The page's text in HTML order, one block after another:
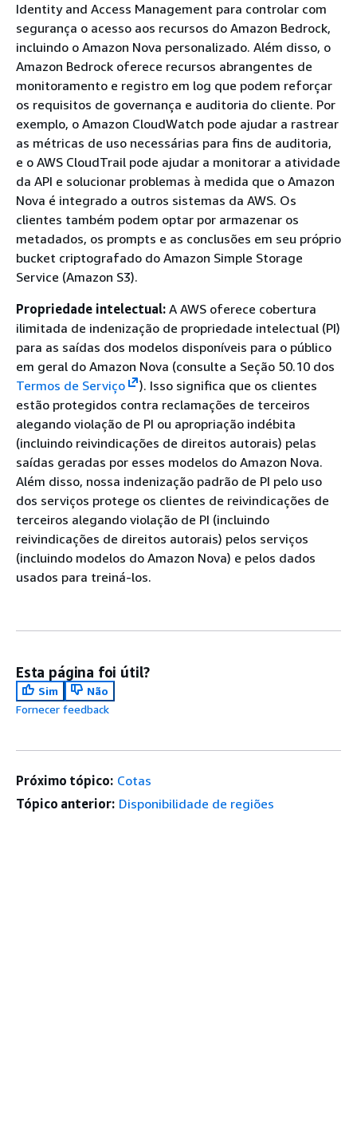
Identity and Access Management para controlar com
segurança o acesso aos recursos do Amazon Bedrock,
incluindo o Amazon Nova personalizado. Além disso, o
Amazon Bedrock oferece recursos abrangentes de
monitoramento e registro em log que podem reforçar
os requisitos de governança e auditoria do cliente. Por
exemplo, o Amazon CloudWatch pode ajudar a rastrear
as métricas de uso necessárias para fins de auditoria,
e o AWS CloudTrail pode ajudar a monitorar a atividade
da API e solucionar problemas à medida que o Amazon
Nova é integrado a outros sistemas da AWS. Os
clientes também podem optar por armazenar os
metadados, os prompts e as conclusões em seu próprio
bucket criptografado do Amazon Simple Storage
Service (Amazon S3).
Propriedade intelectual: A AWS oferece cobertura
ilimitada de indenização de propriedade intelectual (PI)
para as saídas dos modelos disponíveis para o público
em geral do Amazon Nova (consulte a Seção 50.10 dos
Termos de Serviço
). Isso significa que os clientes
estão protegidos contra reclamações de terceiros
alegando violação de PI ou apropriação indébita
(incluindo reivindicações de direitos autorais) pelas
saídas geradas por esses modelos do Amazon Nova.
Além disso, nossa indenização padrão de PI pelo uso
dos serviços protege os clientes de reivindicações de
terceiros alegando violação de PI (incluindo
reivindicações de direitos autorais) pelos serviços
(incluindo modelos do Amazon Nova) e pelos dados
usados para treiná-los.
Esta página foi útil?
Sim
Não
Fornecer feedback
Próximo tópico: Cotas
Tópico anterior: Disponibilidade de regiões